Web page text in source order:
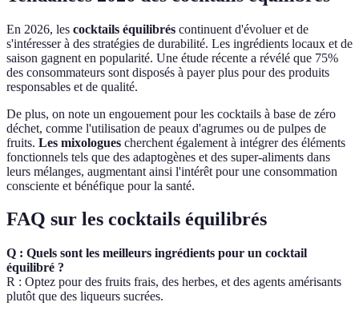
En 2026, les cocktails équilibrés continuent d'évoluer et de
s'intéresser à des stratégies de durabilité. Les ingrédients locaux et de
saison gagnent en popularité. Une étude récente a révélé que 75%
des consommateurs sont disposés à payer plus pour des produits
responsables et de qualité.
De plus, on note un engouement pour les cocktails à base de zéro
déchet, comme l'utilisation de peaux d'agrumes ou de pulpes de
fruits. Les mixologues cherchent également à intégrer des éléments
fonctionnels tels que des adaptogènes et des super-aliments dans
leurs mélanges, augmentant ainsi l'intérêt pour une consommation
consciente et bénéfique pour la santé.
FAQ sur les cocktails équilibrés
Q : Quels sont les meilleurs ingrédients pour un cocktail
équilibré ?
R : Optez pour des fruits frais, des herbes, et des agents amérisants
plutôt que des liqueurs sucrées.